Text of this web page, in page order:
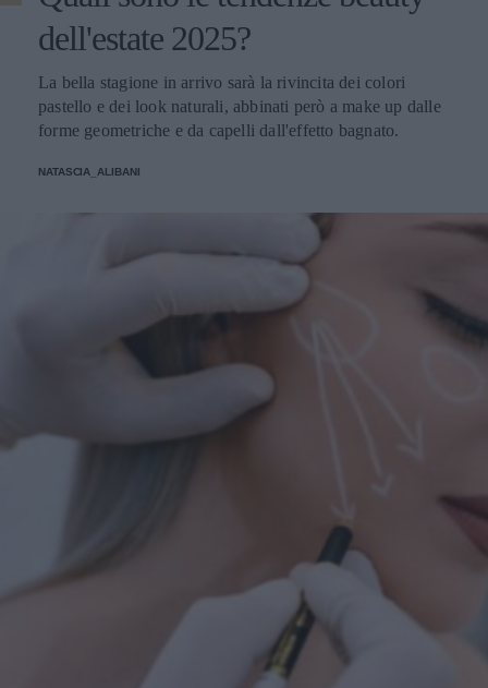
dell'estate 2025?
La bella stagione in arrivo sarà la rivincita dei colori
pastello e dei look naturali, abbinati però a make up dalle
forme geometriche e da capelli dall'effetto bagnato.
NATASCIA_ALIBANI